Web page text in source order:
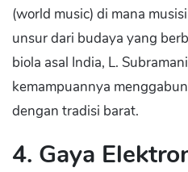
(world music) di mana
unsur dari budaya yang
biola asal India, L.
kemampuannya
dengan tradisi barat.
4. Gaya